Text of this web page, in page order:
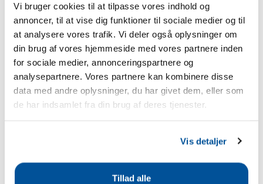
Vi bruger cookies til at tilpasse vores indhold og
annoncer, til at vise dig funktioner til sociale medier og til
at analysere vores trafik. Vi deler også oplysninger om
din brug af vores hjemmeside med vores partnere inden
for sociale medier, annonceringspartnere og
analysepartnere. Vores partnere kan kombinere disse
data med andre oplysninger, du har givet dem, eller som
de har indsamlet fra din brug af deres tjenester.
Vis detaljer
Tillad alle
Beskrivelse
Gallagher afspændings- og hjørneisolator S - sort (5 stk.)
Særligt stabile isolatorer til begyndelsen og slutningen
af faste hegn af cord, kan også bruges som hjørneisolatorer
9723 AZ Groningen, Holland,